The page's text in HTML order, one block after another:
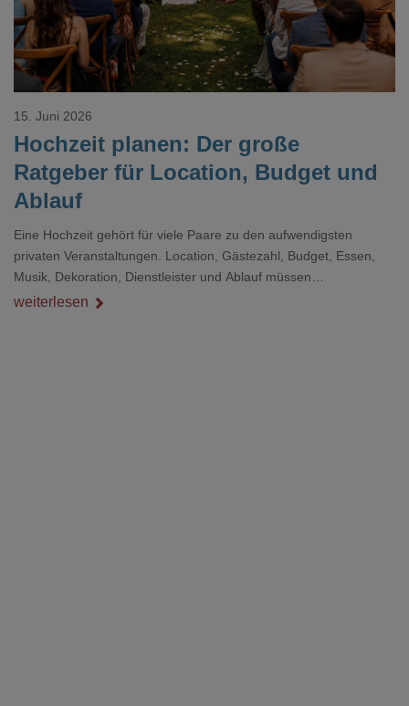
Hochzeit planen: Der große
Ratgeber für Location, Budget und
Ablauf
15. Juni 2026
Eine Hochzeit gehört für viele Paare zu den aufwendigsten
privaten Veranstaltungen. Location, Gästezahl, Budget, Essen,
Musik, Dekoration, Dienstleister und Ablauf müssen
zusammenpassen, damit der Tag gut organisiert ist und trotzdem
weiterlesen